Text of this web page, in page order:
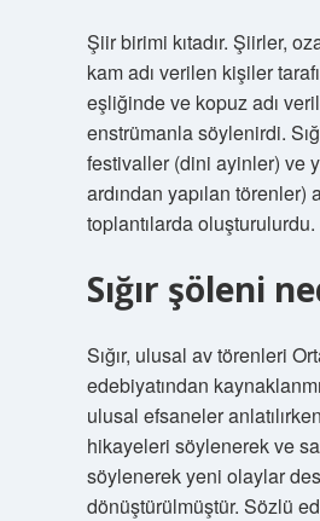
Şiir birimi kıtadır. Şiirler,
kam adı verilen kişiler
eşliğinde ve kopuz adı
enstrümanla söylenirdi.
festivaller (dini ayinler) ve
ardından yapılan törenler)
toplantılarda oluşturulurdu.
Sığır şöleni
Sığır, ulusal av törenleri
edebiyatından
ulusal efsaneler
hikayeleri söylenerek ve
söylenerek yeni olaylar
dönüştürülmüştür. Sözlü